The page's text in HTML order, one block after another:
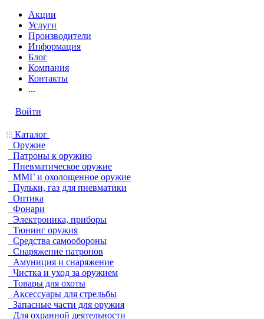
Акции
Услуги
Производители
Информация
Блог
Компания
Контакты
...
Войти
Каталог
Оружие
Патроны к оружию
Пневматическое оружие
ММГ и охолощенное оружие
Пульки, газ для пневматики
Оптика
Фонари
Электроника, приборы
Тюнинг оружия
Средства самообороны
Снаряжение патронов
Амуниция и снаряжение
Чистка и уход за оружием
Товары для охоты
Аксессуары для стрельбы
Запасные части для оружия
Для охранной деятельности